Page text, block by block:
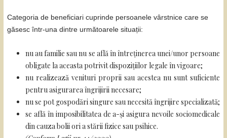
Categoria de beneficiari cuprinde persoanele vârstnice care se
găsesc într-una dintre următoarele situații:
nu au familie sau nu se află în întreținerea unei/unor persoane
obligate la aceasta potrivit dispozițiilor legale în vigoare;
nu realizează venituri proprii sau acestea nu sunt suficiente
pentru asigurarea îngrijirii necesare;
nu se pot gospodări singure sau necesită îngrijire specializată;
se află în imposibilitatea de a-și asigura nevoile sociomedicale
din cauza bolii ori a stării fizice sau psihice.